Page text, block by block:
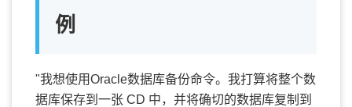
例
"我想使用Oracle数据库备份命令。我打算将整个数
据库保存到一张 CD 中，并将确切的数据库复制到